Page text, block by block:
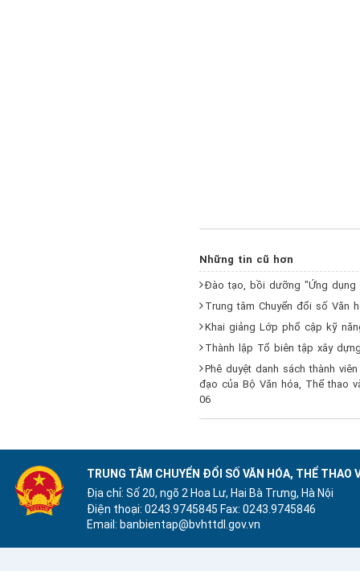
Những tin cũ hơn
Đào tạo, bồi dưỡng "Ứng dụng
Trung tâm Chuyển đổi số Văn
Khai giảng Lớp phổ cập kỹ
Thành lập Tổ biên tập xây
Phê duyệt danh sách thành
đạo của Bộ Văn hóa, Thể thao
06
TRUNG TÂM CHUYỂN ĐỔI SỐ VĂN HÓA, THỂ THAO
Địa chỉ: Số 20, ngõ 2 Hoa Lư, Hai Bà Trưng, Hà Nội
Điện thoại: 0243.9745845 Fax: 0243.9745846
Email: banbientap@bvhttdl.gov.vn